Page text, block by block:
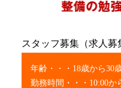
スタッフ募集（求人募
年齢・・・18歳から30
勤務時間・・・10:00か